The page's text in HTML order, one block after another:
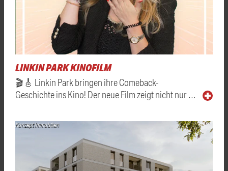
LINKIN PARK KINOFILM
🎬🎸 Linkin Park bringen ihre Comeback-
Geschichte ins Kino! Der neue Film zeigt nicht nur …
Konzept Immobilien